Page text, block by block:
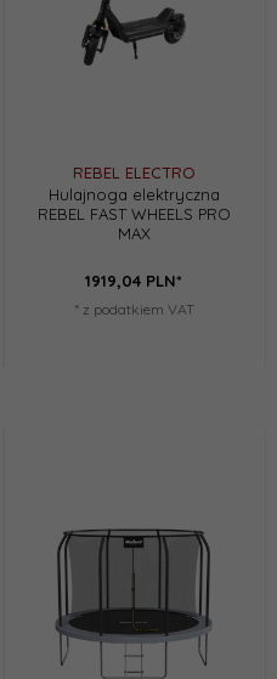
REBEL ELECTRO
Hulajnoga elektryczna
REBEL FAST WHEELS PRO
MAX
1919,04 PLN*
* z podatkiem VAT